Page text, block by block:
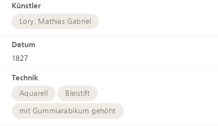
Künstler
Lory, Mathias Gabriel
Datum
1827
Technik
Aquarell
Bleistift
mit Gummiarabikum gehöht